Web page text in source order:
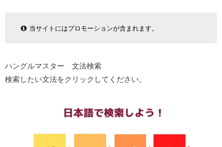
当サイトにはプロモーションが含まれます。
ハングルマスター 文法検索
検索したい文法をクリックしてください。